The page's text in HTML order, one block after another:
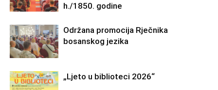
h./1850. godine
Održana promocija Rječnika
bosanskog jezika
„Ljeto u biblioteci 2026“